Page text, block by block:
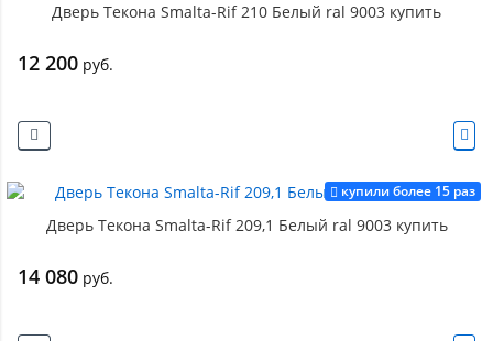
Дверь Текона Smalta-Rif 210 Белый ral 9003 купить
12 200 руб.
купили более 15 раз
Дверь Текона Smalta-Rif 209,1 Белый ral 9003 купить
14 080 руб.